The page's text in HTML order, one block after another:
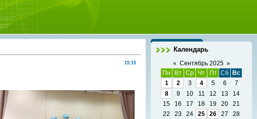
15:15
Календарь
« Сентябрь 2025 »
Пн
Вт Ср Чт Пт Сб
Вс
1
2 3 4 5 6
7
8
9 10 11 12 13
14
15
16 17 18 19 20
21
22
23 24 25 26 27
28